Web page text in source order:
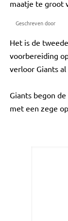
maatje te groot
Geschreven door
Het is de
voorbereiding
verloor Giants
Giants begon
met een zege